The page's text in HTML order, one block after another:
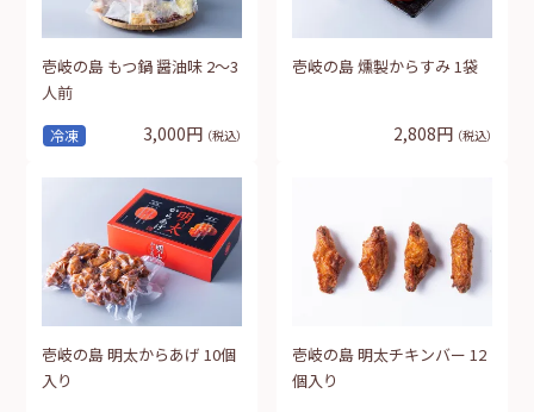
冷凍
壱岐の島 もつ鍋 醤油味 2～3
人前
3,000円 （税込）
壱岐の島 燻製からすみ 1袋
2,808円 （税込）
壱岐の島 明太からあげ 10個
入り
壱岐の島 明太チキンバー 12
個入り